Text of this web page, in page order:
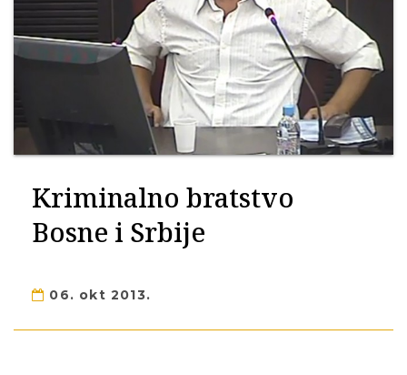
Kriminalno bratstvo
Bosne i Srbije
06. okt 2013.